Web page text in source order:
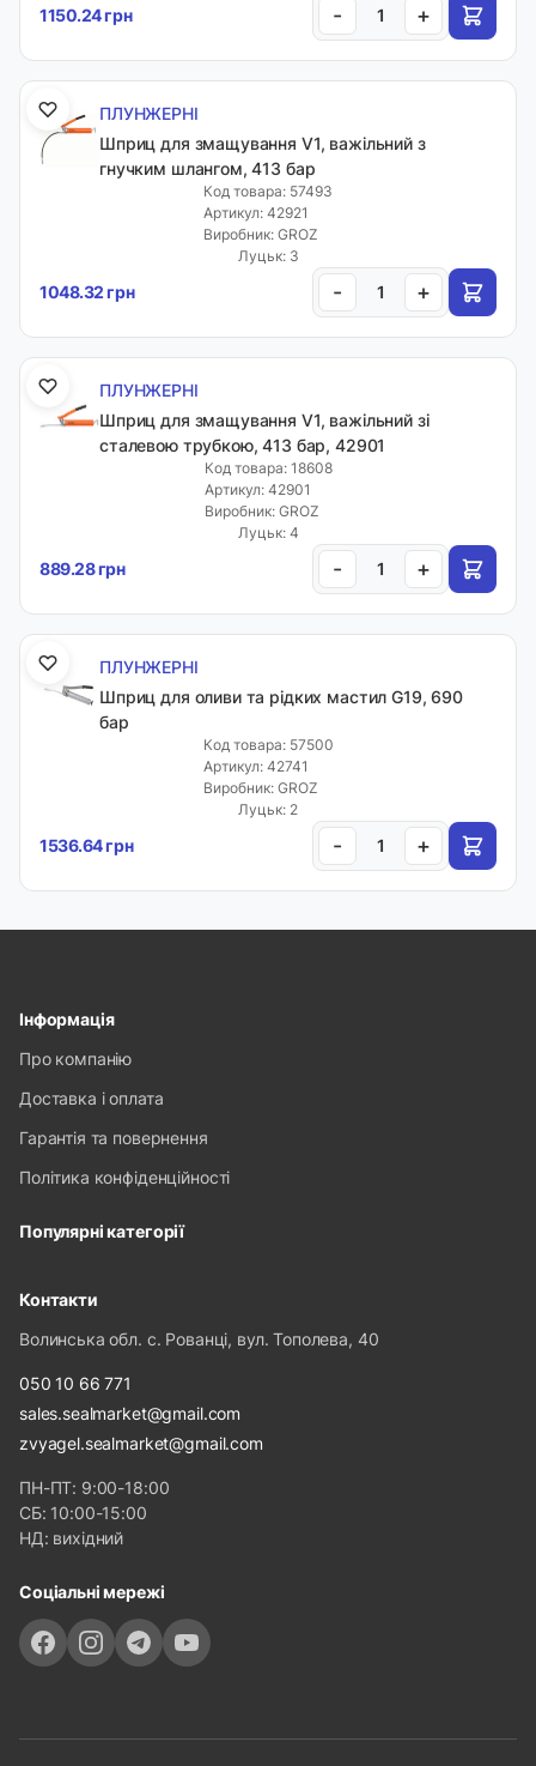
1150.24 грн - +
ПЛУНЖЕРНІ
Шприц для змащування V1, важільний з
гнучким шлангом, 413 бар
Код товара: 57493
Артикул: 42921
Виробник: GROZ
Луцьк: 3
1048.32 грн - +
ПЛУНЖЕРНІ
Шприц для змащування V1, важільний зі
сталевою трубкою, 413 бар, 42901
Код товара: 18608
Артикул: 42901
Виробник: GROZ
Луцьк: 4
889.28 грн - +
ПЛУНЖЕРНІ
Шприц для оливи та рідких мастил G19, 690
бар
Код товара: 57500
Артикул: 42741
Виробник: GROZ
Луцьк: 2
1536.64 грн - +
Інформація
Про компанію
Доставка і оплата
Гарантія та повернення
Політика конфіденційності
Популярні категорії
Контакти
Волинська обл. с. Рованці, вул. Тополева, 40
050 10 66 771
sales.sealmarket@gmail.com
zvyagel.sealmarket@gmail.com
ПН-ПТ: 9:00-18:00
СБ: 10:00-15:00
НД: вихідний
Соціальні мережі